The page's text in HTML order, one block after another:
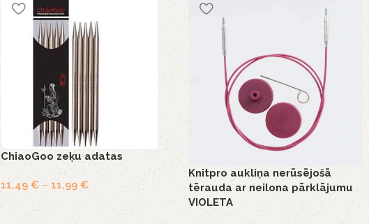
ChiaoGoo zeķu adatas
11,49 € – 11,99€
Knitpro aukliņa nerūsējošā
tērauda ar neilona pārklājumu
VIOLETA